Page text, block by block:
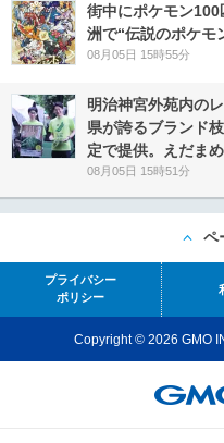
街中にポケモン
洲で“伝説のポケモ
08月05日 15時55分
明治神宮外苑内の
県が誇るブランド
定で提供。えだま
08月05日 15時51分
ペ
プライバシー
ポリシー
Copyright © 2026 GMO